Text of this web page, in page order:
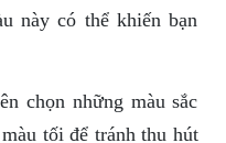
này có thể khiến bạn
chọn những màu sắc
tối để tránh thu hút